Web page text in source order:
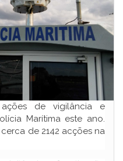
de vigilância e
Marítima este ano.
de 2142 acções na